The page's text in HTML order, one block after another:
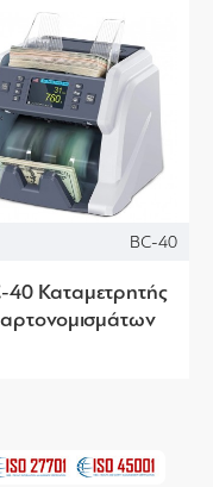
BC-40
40 Καταμετρητής